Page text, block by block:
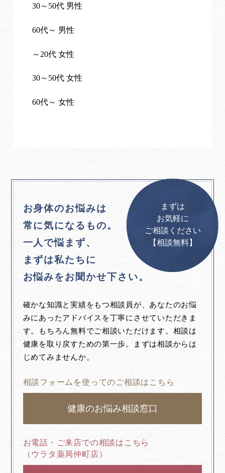
30～50代 男性
60代～ 男性
～20代 女性
30～50代 女性
60代～ 女性
お身体のお悩みは
常に気になるもの。
一人で悩まず、
まずは私たちに
お悩みをお聞かせ下さい。
確かな知識と実績をもつ相談員が、あなたのお悩
みにあったアドバイスを丁寧にさせていただきま
す。もちろん無料でご相談いただけます。相談は
健康を取り戻すための第一歩。まずは相談からは
じめてみませんか。
相談フォームを使ってのご相談はこちら
健康のお悩み相談窓口
お電話・ご来店での相談はこちら
（ウラタ薬局仲町店）
まずは
お気軽に
ご相談ください
【相談無料】